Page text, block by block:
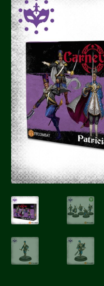
Stripe Payment Success Page
Validation de la commande